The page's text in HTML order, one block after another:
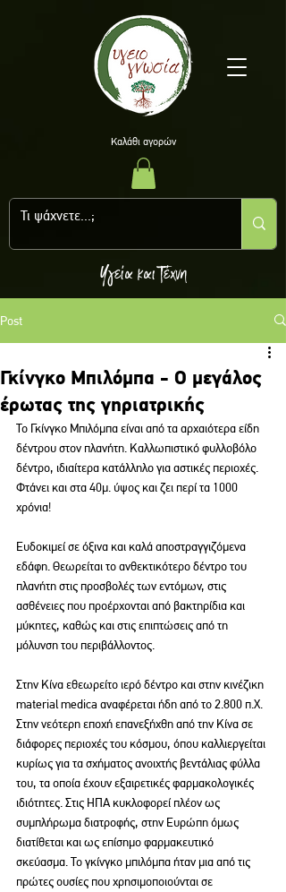
Υγεία και Τέχνη
Kαλάθι αγορών
Post
Γκίνγκο Μπιλόμπα - Ο μεγάλος
έρωτας της γηριατρικής
Το Γκίνγκο Μπιλόμπα είναι από τα αρχαιότερα είδη
δέντρου στον πλανήτη. Καλλωπιστικό φυλλοβόλο
δέντρο, ιδιαίτερα κατάλληλο για αστικές περιοχές.
Φτάνει και στα 40μ. ύψος και ζει περί τα 1000
χρόνια!
Ευδοκιμεί σε όξινα και καλά αποστραγγιζόμενα
εδάφη. Θεωρείται το ανθεκτικότερο δέντρο του
πλανήτη στις προσβολές των εντόμων, στις
ασθένειες που προέρχονται από βακτηρίδια και
μύκητες, καθώς και στις επιπτώσεις από τη
μόλυνση του περιβάλλοντος.
Στην Κίνα εθεωρείτο ιερό δέντρο και στην κινέζικη
material medica αναφέρεται ήδη από το 2.800 π.Χ.
Στην νεότερη εποχή επανεξήχθη από την Κίνα σε
διάφορες περιοχές του κόσμου, όπου καλλιεργείται
κυρίως για τα σχήματος ανοιχτής βεντάλιας φύλλα
του, τα οποία έχουν εξαιρετικές φαρμακολογικές
ιδιότητες. Στις ΗΠΑ κυκλοφορεί πλέον ως
συμπλήρωμα διατροφής, στην Ευρώπη όμως
διατίθεται και ως επίσημο φαρμακευτικό
σκεύασμα. Το γκίνγκο μπιλόμπα ήταν μια από τις
πρώτες ουσίες που χρησιμοποιούνται σε